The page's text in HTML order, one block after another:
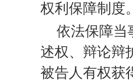
权利保障制度
依法保障当
述权、辩论辩
被告人有权获